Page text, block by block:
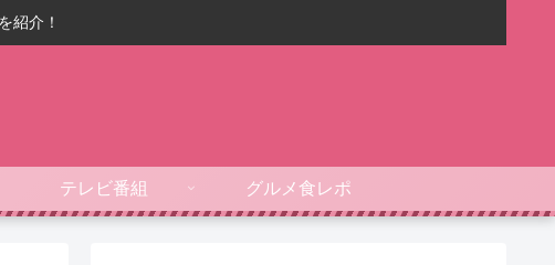
紹介！
テレビ番組 グルメ食レポ